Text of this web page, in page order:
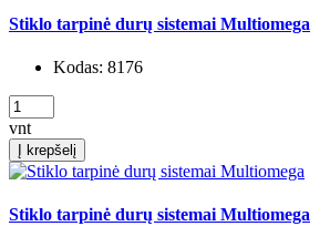
Stiklo tarpinė durų sistemai Multiomega
Kodas: 8176
vnt
Į krepšelį
Stiklo tarpinė durų sistemai Multiomega